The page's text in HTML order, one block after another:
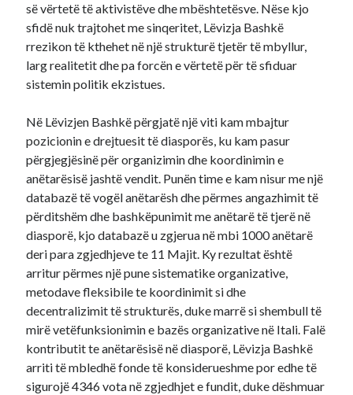
së vërtetë të aktivistëve dhe mbështetësve. Nëse kjo
sfidë nuk trajtohet me sinqeritet, Lëvizja Bashkë
rrezikon të kthehet në një strukturë tjetër të mbyllur,
larg realitetit dhe pa forcën e vërtetë për të sfiduar
sistemin politik ekzistues.
Në Lëvizjen Bashkë përgjatë një viti kam mbajtur
pozicionin e drejtuesit të diasporës, ku kam pasur
përgjegjësinë për organizimin dhe koordinimin e
anëtarësisë jashtë vendit. Punën time e kam nisur me një
databazë të vogël anëtarësh dhe përmes angazhimit të
përditshëm dhe bashkëpunimit me anëtarë të tjerë në
diasporë, kjo databazë u zgjerua në mbi 1000 anëtarë
deri para zgjedhjeve te 11 Majit. Ky rezultat është
arritur përmes një pune sistematike organizative,
metodave fleksibile te koordinimit si dhe
decentralizimit të strukturës, duke marrë si shembull të
mirë vetëfunksionimin e bazës organizative në Itali. Falë
kontributit te anëtarësisë në diasporë, Lëvizja Bashkë
arriti të mbledhë fonde të konsiderueshme por edhe të
sigurojë 4346 vota në zgjedhjet e fundit, duke dëshmuar